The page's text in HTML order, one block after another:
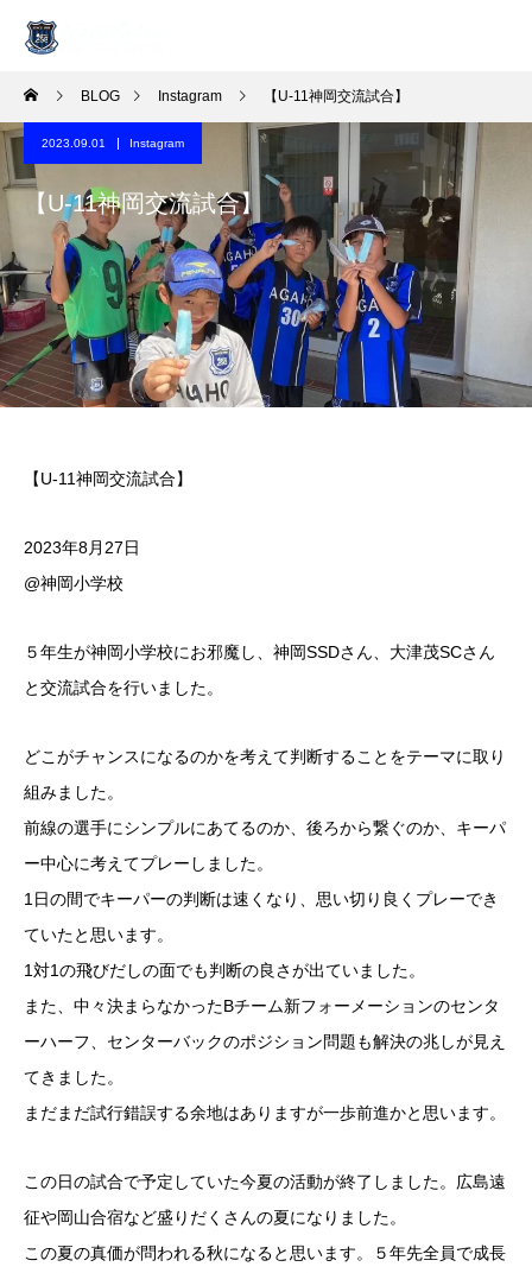
BLOG Instagram 【U-11神岡交流試合】
2023.09.01 Instagram
【U-11神岡交流試合】
【U-11神岡交流試合】
2023年8月27日️
@神岡小学校
５年生が神岡小学校にお邪魔し、神岡SSDさん、大津茂SCさん
と交流試合を行いました。
どこがチャンスになるのかを考えて判断することをテーマに取り
組みました。
前線の選手にシンプルにあてるのか、後ろから繋ぐのか、キーパ
ー中心に考えてプレーしました。
1日の間でキーパーの判断は速くなり、思い切り良くプレーでき
ていたと思います。
1対1の飛びだしの面でも判断の良さが出ていました。
また、中々決まらなかったBチーム新フォーメーションのセンタ
ーハーフ、センターバックのポジション問題も解決の兆しが見え
てきました。
まだまだ試行錯誤する余地はありますが一歩前進かと思います。
この日の試合で予定していた今夏の活動が終了しました。広島遠
征や岡山合宿など盛りだくさんの夏になりました。
この夏の真価が問われる秋になると思います。５年先全員で成長